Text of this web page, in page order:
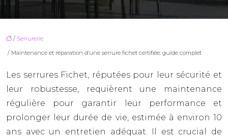
/ Serrurerie
/ Maintenance et réparation d’une serrure fichet certifiée: guide complet
Les serrures Fichet, réputées pour leur sécurité et
leur robustesse, requièrent une maintenance
régulière pour garantir leur performance et
prolonger leur durée de vie, estimée à environ 10
ans avec un entretien adéquat. Il est crucial de